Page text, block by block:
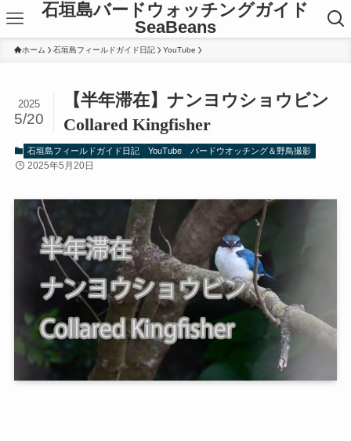
石垣島バードウォッチングガイド
SeaBeans
ホーム 石垣島フィールドガイド日記 YouTube
【半年滞在】ナンヨウショウビン
Collared Kingfisher
2025
5/20
石垣島フィールドガイド日記 YouTube バードウオッチング＆野鳥撮影
2025年5月20日